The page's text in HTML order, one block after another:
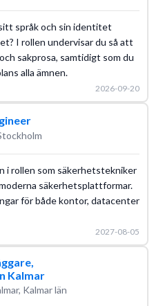
språk och sin identitet
I rollen undervisar du så att
sakprosa, samtidigt som du
alla ämnen.
2026-09-20
i rollen som säkerhetstekniker
säkerhetsplattformar.
för både kontor, datacenter
2027-08-05
Kalmar
Kalmar län